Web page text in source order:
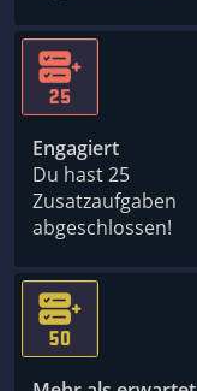
Engagiert
Du hast 25
Zusatzaufgaben
abgeschlossen!